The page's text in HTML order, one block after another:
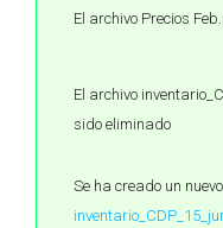
El archivo Precios
El archivo
sido eliminado
Se ha creado un